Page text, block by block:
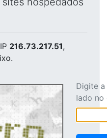
216.73.217.51,
Digite
lado no